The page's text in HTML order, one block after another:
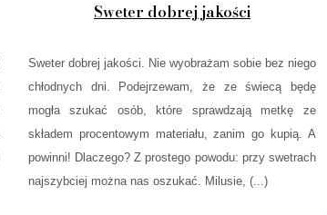
Sweter dobrej jakości
Sweter dobrej jakości. Nie wyobrażam sobie bez niego
chłodnych dni. Podejrzewam, że ze świecą będę
mogła szukać osób, które sprawdzają metkę ze
składem procentowym materiału, zanim go kupią. A
powinni! Dlaczego? Z prostego powodu: przy swetrach
najszybciej można nas oszukać. Milusie, (...)